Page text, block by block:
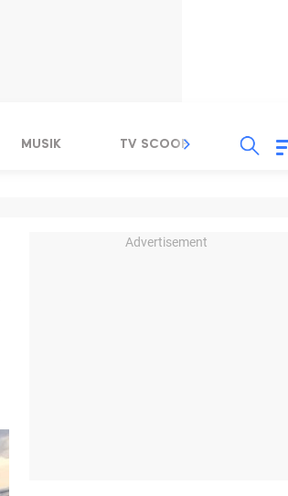
MUSIK TV SCOOP LIRIK
Advertisement